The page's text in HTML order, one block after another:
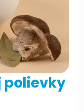
polievky